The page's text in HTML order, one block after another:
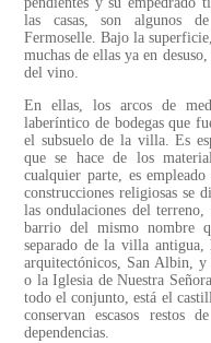
las casas, son algunos
Fermoselle. Bajo la
muchas de ellas ya en
del vino.
En ellas, los arcos de
laberíntico de bodegas que
el subsuelo de la villa. Es
que se hace de los
cualquier parte, es
construcciones religiosas se
las ondulaciones del
barrio del mismo nombre
separado de la villa
arquitectónicos, San Albin,
o la Iglesia de Nuestra
todo el conjunto, está el
conservan escasos restos
dependencias.